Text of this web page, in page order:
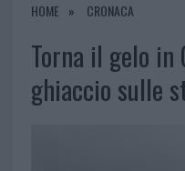
HOME CRONACA
Torna il gelo in
ghiaccio sulle